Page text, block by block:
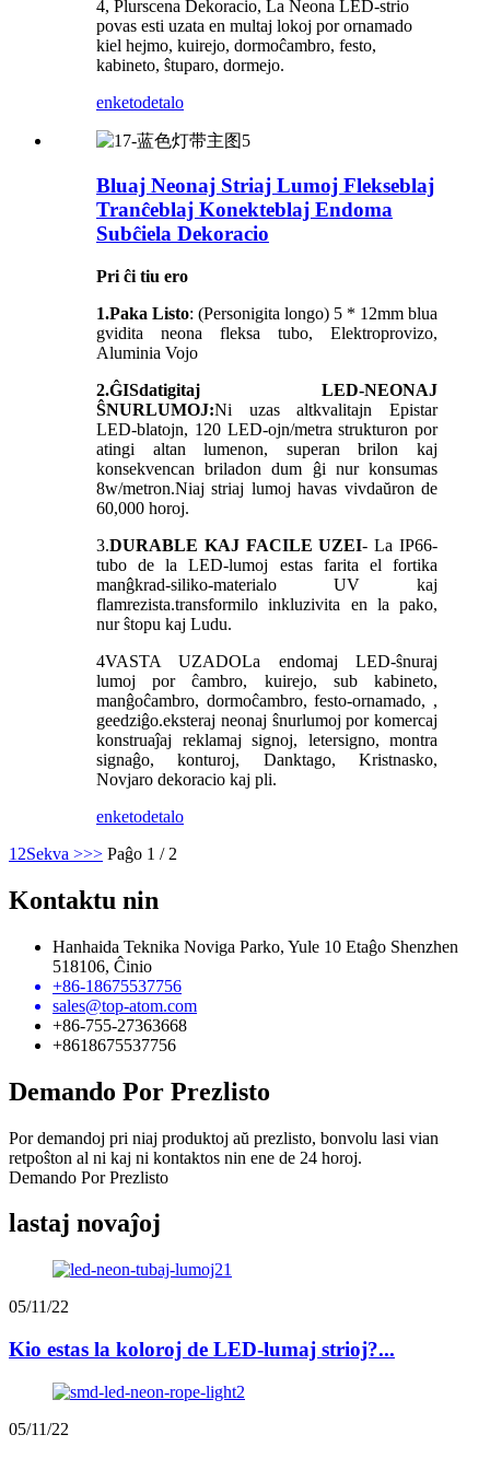
4, Plurscena Dekoracio, La Neona LED-strio
povas esti uzata en multaj lokoj por ornamado
kiel hejmo, kuirejo, dormoĉambro, festo,
kabineto, ŝtuparo, dormejo.
enketodetalo
Bluaj Neonaj Striaj Lumoj Flekseblaj
Tranĉeblaj Konekteblaj Endoma
Subĉiela Dekoracio
Pri ĉi tiu ero
1.Paka Listo: (Personigita longo) 5 * 12mm blua
gvidita neona fleksa tubo, Elektroprovizo,
Aluminia Vojo
2.ĜISdatigitaj LED-NEONAJ
ŜNURLUMOJ:Ni uzas altkvalitajn Epistar
LED-blatojn, 120 LED-ojn/metra strukturon por
atingi altan lumenon, superan brilon kaj
konsekvencan briladon dum ĝi nur konsumas
8w/metron.Niaj striaj lumoj havas vivdaŭron de
60,000 horoj.
3.DURABLE KAJ FACILE UZEI- La IP66-
tubo de la LED-lumoj estas farita el fortika
manĝkrad-siliko-materialo UV kaj
flamrezista.transformilo inkluzivita en la pako,
nur ŝtopu kaj Ludu.
4VASTA UZADOLa endomaj LED-ŝnuraj
lumoj por ĉambro, kuirejo, sub kabineto,
manĝoĉambro, dormoĉambro, festo-ornamado, ,
geedziĝo.eksteraj neonaj ŝnurlumoj por komercaj
konstruaĵaj reklamaj signoj, letersigno, montra
signaĝo, konturoj, Danktago, Kristnasko,
Novjaro dekoracio kaj pli.
enketodetalo
1 2Sekva >>> Paĝo 1 / 2
Kontaktu nin
Hanhaida Teknika Noviga Parko, Yule 10 Etaĝo Shenzhen
518106, Ĉinio
+86-18675537756
sales@top-atom.com
+86-755-27363668
+8618675537756
Demando Por Prezlisto
Por demandoj pri niaj produktoj aŭ prezlisto, bonvolu lasi vian
retpoŝton al ni kaj ni kontaktos nin ene de 24 horoj.
Demando Por Prezlisto
lastaj novaĵoj
05/11/22
Kio estas la koloroj de LED-lumaj strioj?...
05/11/22